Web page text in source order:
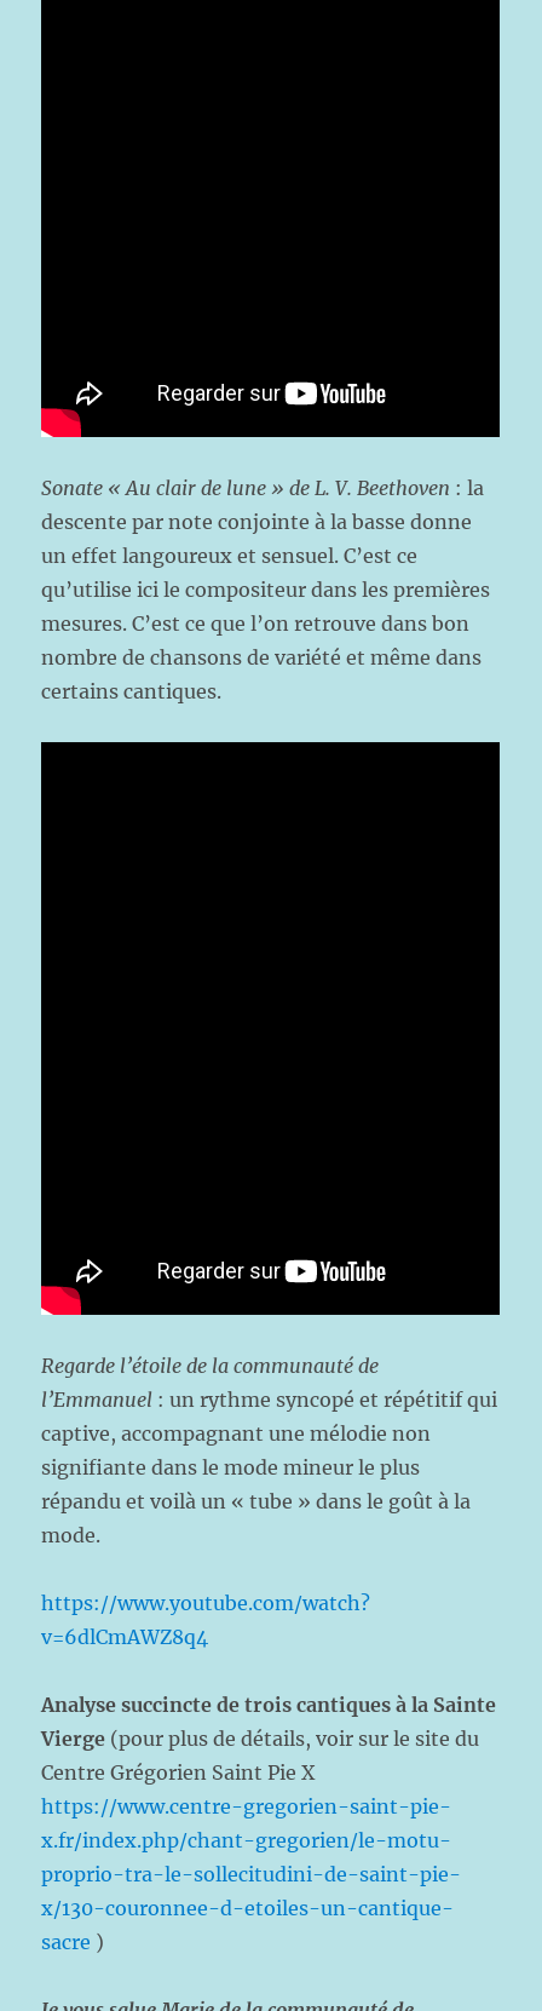
Sonate « Au clair de lune » de L. V. Beethoven : la
descente par note conjointe à la basse donne
un effet langoureux et sensuel. C’est ce
qu’utilise ici le compositeur dans les premières
mesures. C’est ce que l’on retrouve dans bon
nombre de chansons de variété et même dans
certains cantiques.
Regarde l’étoile de la communauté de
l’Emmanuel : un rythme syncopé et répétitif qui
captive, accompagnant une mélodie non
signifiante dans le mode mineur le plus
répandu et voilà un « tube » dans le goût à la
mode.
https://www.youtube.com/watch?
v=6dlCmAWZ8q4
Analyse succincte de trois cantiques à la Sainte
Vierge (pour plus de détails, voir sur le site du
Centre Grégorien Saint Pie X
https://www.centre-gregorien-saint-pie-
x.fr/index.php/chant-gregorien/le-motu-
proprio-tra-le-sollecitudini-de-saint-pie-
x/130-couronnee-d-etoiles-un-cantique-
sacre )